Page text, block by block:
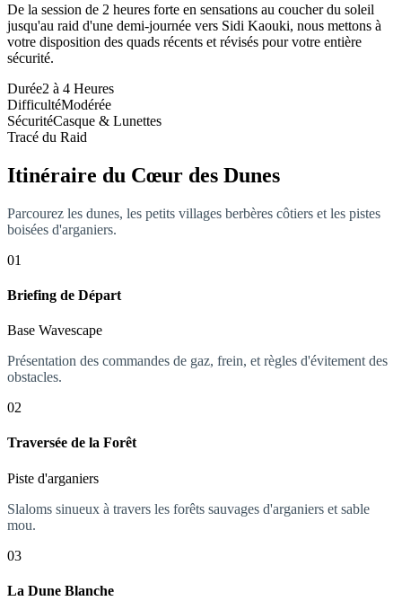
De la session de 2 heures forte en sensations au coucher du soleil
jusqu'au raid d'une demi-journée vers Sidi Kaouki, nous mettons à
votre disposition des quads récents et révisés pour votre entière
sécurité.
Durée2 à 4 Heures
DifficultéModérée
SécuritéCasque & Lunettes
Tracé du Raid
Itinéraire du Cœur des Dunes
Parcourez les dunes, les petits villages berbères côtiers et les pistes
boisées d'arganiers.
01
Briefing de Départ
Base Wavescape
Présentation des commandes de gaz, frein, et règles d'évitement des
obstacles.
02
Traversée de la Forêt
Piste d'arganiers
Slaloms sinueux à travers les forêts sauvages d'arganiers et sable
mou.
03
La Dune Blanche